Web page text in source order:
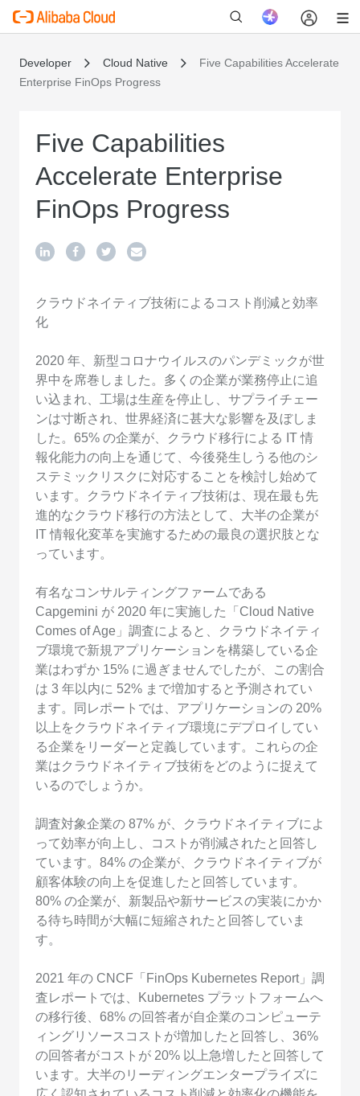
Developer Cloud Native
Five Capabilities Accelerate
Enterprise FinOps Progress
Five Capabilities
Accelerate Enterprise
FinOps Progress
クラウドネイティブ技術によるコスト削減と効率
化
2020 年、新型コロナウイルスのパンデミックが世
界中を席巻しました。多くの企業が業務停止に追
い込まれ、工場は生産を停止し、サプライチェー
ンは寸断され、世界経済に甚大な影響を及ぼしま
した。65% の企業が、クラウド移行による IT 情
報化能力の向上を通じて、今後発生しうる他のシ
ステミックリスクに対応することを検討し始めて
います。クラウドネイティブ技術は、現在最も先
進的なクラウド移行の方法として、大半の企業が
IT 情報化変革を実施するための最良の選択肢とな
っています。
有名なコンサルティングファームである
Capgemini が 2020 年に実施した「Cloud Native
Comes of Age」調査によると、クラウドネイティ
ブ環境で新規アプリケーションを構築している企
業はわずか 15% に過ぎませんでしたが、この割合
は 3 年以内に 52% まで増加すると予測されてい
ます。同レポートでは、アプリケーションの 20%
以上をクラウドネイティブ環境にデプロイしてい
る企業をリーダーと定義しています。これらの企
業はクラウドネイティブ技術をどのように捉えて
いるのでしょうか。
調査対象企業の 87% が、クラウドネイティブによ
って効率が向上し、コストが削減されたと回答し
ています。84% の企業が、クラウドネイティブが
顧客体験の向上を促進したと回答しています。
80% の企業が、新製品や新サービスの実装にかか
る待ち時間が大幅に短縮されたと回答していま
す。
2021 年の CNCF「FinOps Kubernetes Report」調
査レポートでは、Kubernetes プラットフォームへ
の移行後、68% の回答者が自企業のコンピューテ
ィングリソースコストが増加したと回答し、36%
の回答者がコストが 20% 以上急増したと回答して
います。大半のリーディングエンタープライズに